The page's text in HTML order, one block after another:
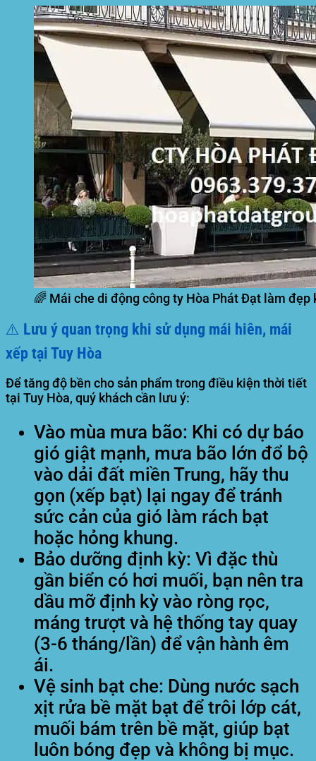
🌈 Mái che di động công ty Hòa Phát Đạt làm
⚠️ Lưu ý quan trọng khi sử dụng mái hiên, mái
xếp tại Tuy Hòa
Để tăng độ bền cho sản phẩm trong điều kiện thời tiết
tại Tuy Hòa, quý khách cần lưu ý:
Vào mùa mưa bão: Khi có dự báo
gió giật mạnh, mưa bão lớn đổ bộ
vào dải đất miền Trung, hãy thu
gọn (xếp bạt) lại ngay để tránh
sức cản của gió làm rách bạt
hoặc hỏng khung.
Bảo dưỡng định kỳ: Vì đặc thù
gần biển có hơi muối, bạn nên tra
dầu mỡ định kỳ vào ròng rọc,
máng trượt và hệ thống tay quay
(3-6 tháng/lần) để vận hành êm
ái.
Vệ sinh bạt che: Dùng nước sạch
xịt rửa bề mặt bạt để trôi lớp cát,
muối bám trên bề mặt, giúp bạt
luôn bóng đẹp và không bị mục.